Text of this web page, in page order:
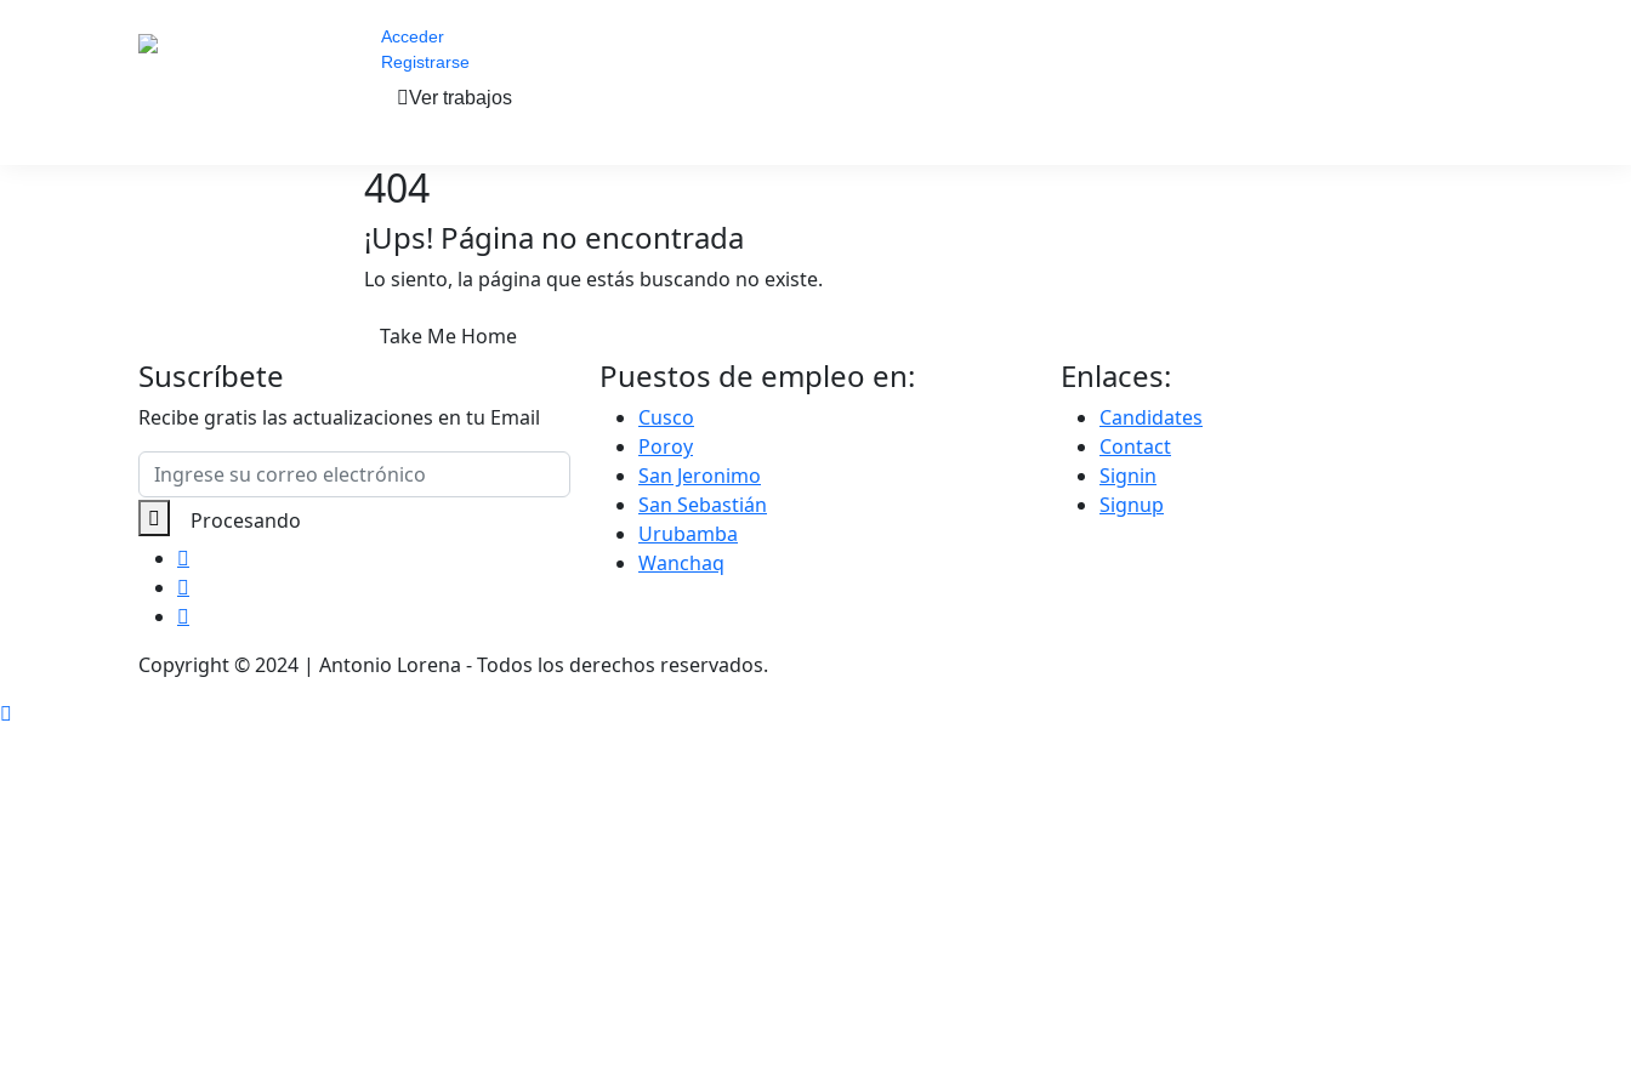
Acceder
Registrarse
Ver trabajos
404
¡Ups! Página no encontrada
Lo siento, la página que estás buscando no existe.
Take Me Home
Suscríbete
Recibe gratis las actualizaciones en tu Email
Puestos de empleo en:
Cusco
Poroy
San Jeronimo
San Sebastián
Urubamba
Wanchaq
Enlaces:
Candidates
Contact
Signin
Signup
Copyright © 2024 | Antonio Lorena - Todos los derechos reservados.